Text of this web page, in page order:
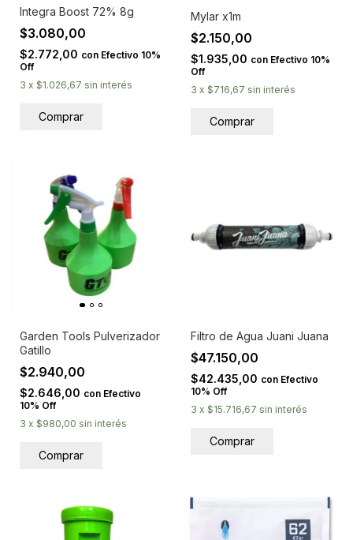
Integra Boost 72% 8g
$3.080,00
$2.772,00 con Efectivo 10%
Off
3 x $1.026,67 sin interés
Mylar x1m
$2.150,00
$1.935,00 con Efectivo 10%
Off
3 x $716,67 sin interés
Garden Tools Pulverizador
Gatillo
$2.940,00
$2.646,00 con Efectivo
10% Off
3 x $980,00 sin interés
Filtro de Agua Juani Juana
$47.150,00
$42.435,00 con Efectivo
10% Off
3 x $15.716,67 sin interés